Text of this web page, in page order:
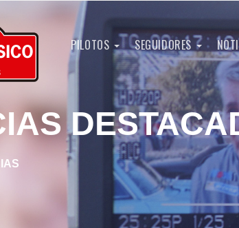
PILOTOS SEGUIDORES